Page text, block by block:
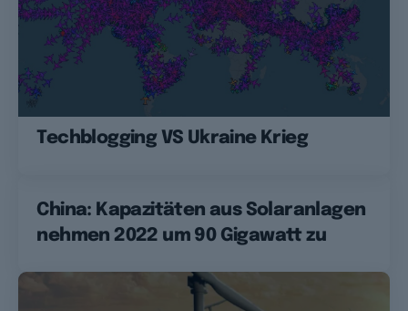
Techblogging VS Ukraine Krieg
China: Kapazitäten aus Solaranlagen
nehmen 2022 um 90 Gigawatt zu